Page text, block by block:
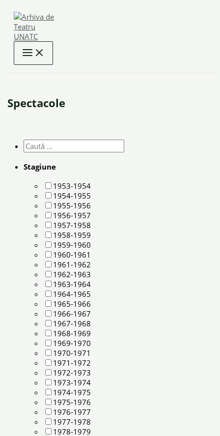
content
Spectacole
Stagiune
1953-1954
1954-1955
1955-1956
1956-1957
1957-1958
1958-1959
1959-1960
1960-1961
1961-1962
1962-1963
1963-1964
1964-1965
1965-1966
1966-1967
1967-1968
1968-1969
1969-1970
1970-1971
1971-1972
1972-1973
1973-1974
1974-1975
1975-1976
1976-1977
1977-1978
1978-1979